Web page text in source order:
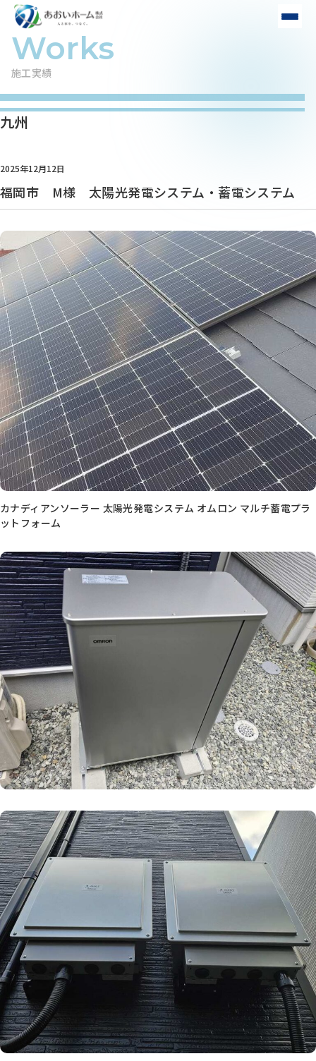
施工実績
九州
2025年12月12日
福岡市 M様 太陽光発電システム・蓄電システム
カナディアンソーラー 太陽光発電システム オムロン マルチ蓄電プラ
ットフォーム